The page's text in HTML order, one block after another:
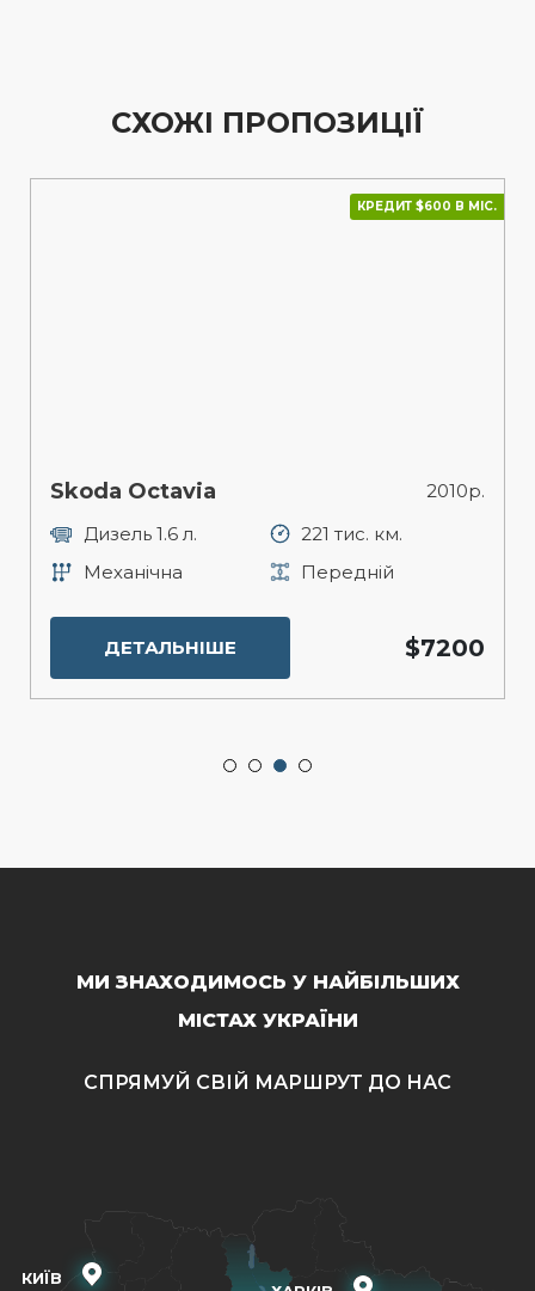
СХОЖІ ПРОПОЗИЦІЇ
КРЕДИТ $600 В МІС.
Skoda Octavia
2010р.
Дизель 1.6 л.
221 тис. км.
Механічна
Передній
ДЕТАЛЬНІШЕ $7200
МИ ЗНАХОДИМОСЬ У НАЙБІЛЬШИХ
МІСТАХ УКРАЇНИ
СПРЯМУЙ СВІЙ МАРШРУТ ДО НАС
КИЇВ